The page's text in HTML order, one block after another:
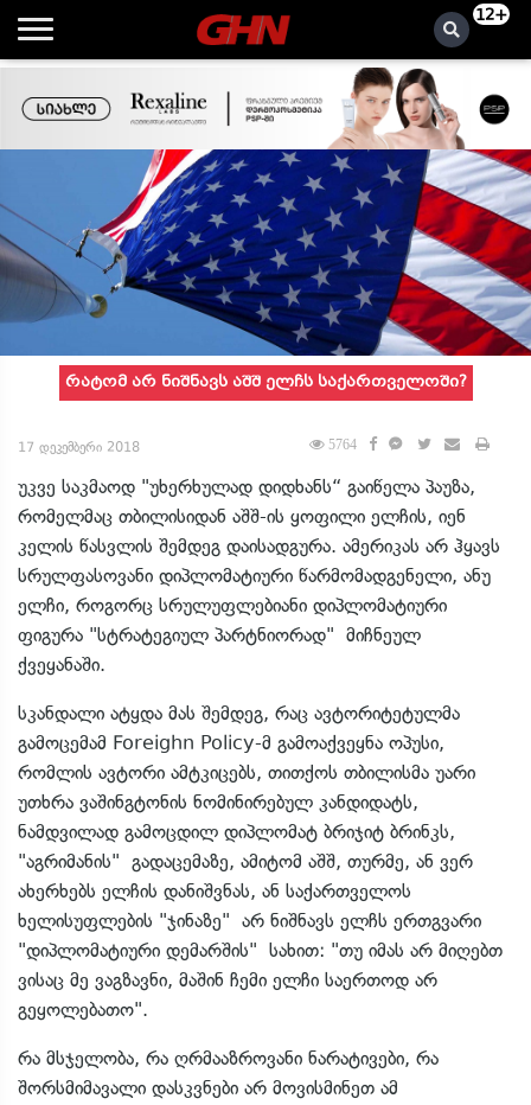
12+
რატომ არ ნიშნავს აშშ ელჩს საქართველოში?
17 დეკემბერი 2018 5764
უკვე საკმაოდ "უხერხულად დიდხანს“ გაიწელა პაუზა,
რომელმაც თბილისიდან აშშ-ის ყოფილი ელჩის, იენ
კელის წასვლის შემდეგ დაისადგურა. ამერიკას არ ჰყავს
სრულფასოვანი დიპლომატიური წარმომადგენელი, ანუ
ელჩი, როგორც სრულუფლებიანი დიპლომატიური
ფიგურა "სტრატეგიულ პარტნიორად" მიჩნეულ
ქვეყანაში.
სკანდალი ატყდა მას შემდეგ, რაც ავტორიტეტულმა
გამოცემამ Foreighn Policy-მ გამოაქვეყნა ოპუსი,
რომლის ავტორი ამტკიცებს, თითქოს თბილისმა უარი
უთხრა ვაშინგტონის ნომინირებულ კანდიდატს,
ნამდვილად გამოცდილ დიპლომატ ბრიჯიტ ბრინკს,
"აგრიმანის" გადაცემაზე, ამიტომ აშშ, თურმე, ან ვერ
ახერხებს ელჩის დანიშვნას, ან საქართველოს
ხელისუფლების "ჯინაზე" არ ნიშნავს ელჩს ერთგვარი
"დიპლომატიური დემარშის" სახით: "თუ იმას არ მიღებთ
ვისაც მე ვაგზავნი, მაშინ ჩემი ელჩი საერთოდ არ
გეყოლებათო".
რა მსჯელობა, რა ღრმააზროვანი ნარატივები, რა
შორსმიმავალი დასკვნები არ მოვისმინეთ ამ